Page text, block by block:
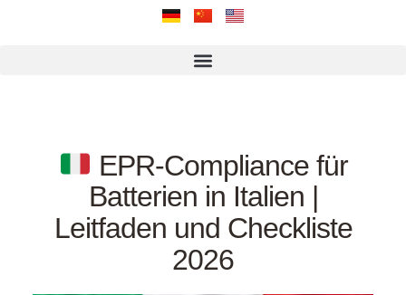
EPR-Compliance für
Batterien in Italien |
Leitfaden und Checkliste
2026